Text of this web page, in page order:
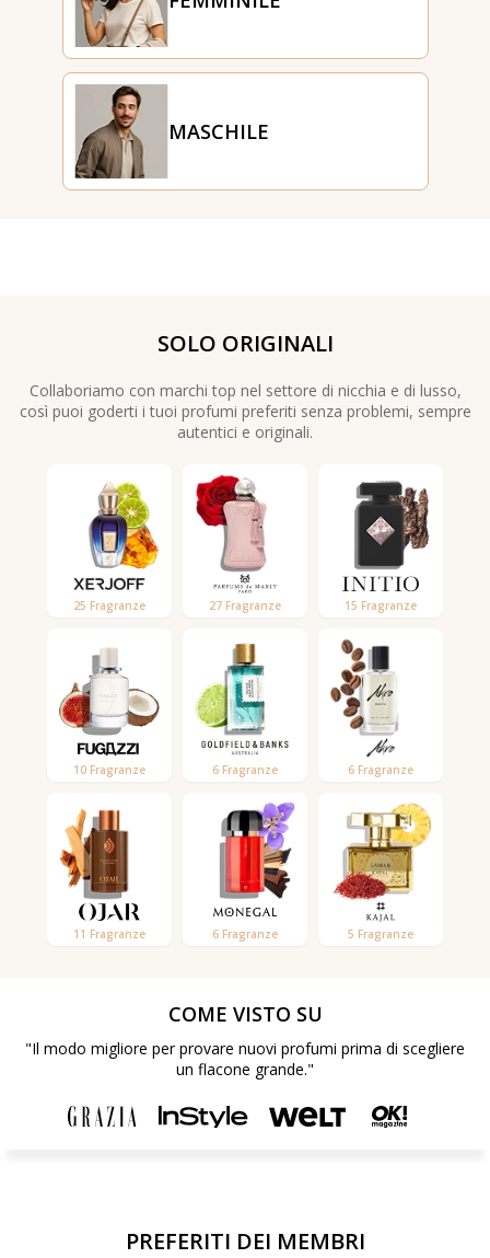
MASCHILE
SOLO ORIGINALI
Collaboriamo con marchi top nel settore di nicchia e di lusso,
così puoi goderti i tuoi profumi preferiti senza problemi, sempre
autentici e originali.
25 Fragranze 27 Fragranze 15 Fragranze
10 Fragranze 6 Fragranze 6 Fragranze
11 Fragranze 6 Fragranze 5 Fragranze
COME VISTO SU
"Il modo migliore per provare nuovi profumi prima di scegliere
un flacone grande."
PREFERITI DEI MEMBRI